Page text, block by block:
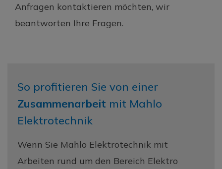
Anfragen kontaktieren möchten, wir
beantworten Ihre Fragen.
So profitieren Sie von einer
Zusammenarbeit mit Mahlo
Elektrotechnik
Wenn Sie Mahlo Elektrotechnik mit
Arbeiten rund um den Bereich Elektro